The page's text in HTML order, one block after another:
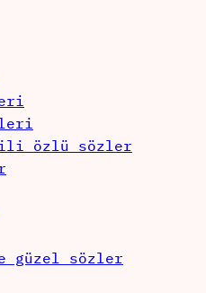
özlü sözler
güzel sözler